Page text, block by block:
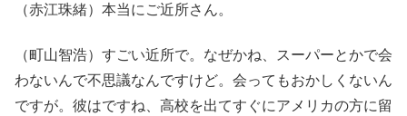
（赤江珠緒）本当にご近所さん。
（町山智浩）すごい近所で。なぜかね、スーパーとかで会
わないんで不思議なんですけど。会ってもおかしくないん
ですが。彼はですね、高校を出てすぐにアメリカの方に留